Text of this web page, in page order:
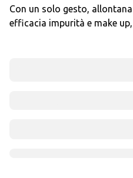
Con un solo gesto,
efficacia impurità e make